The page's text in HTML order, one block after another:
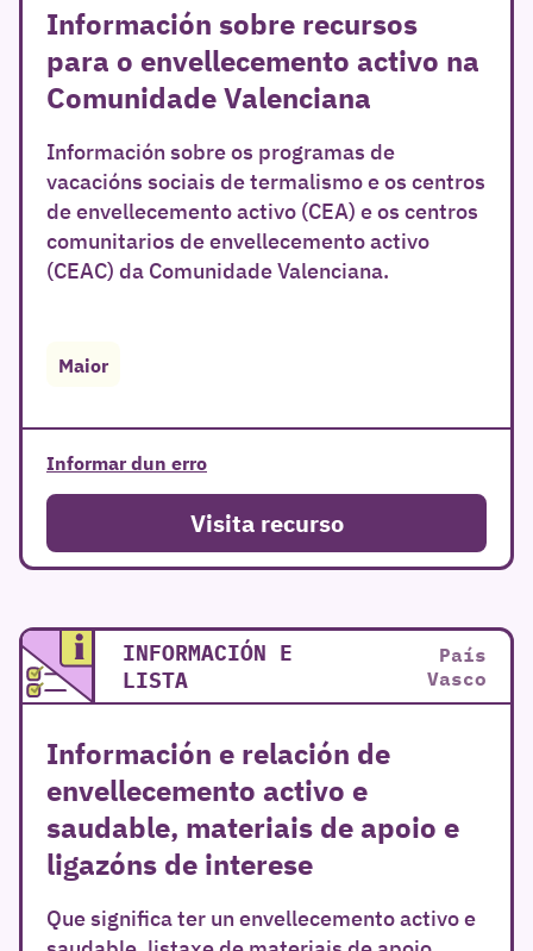
Información sobre recursos
para o envellecemento activo na
Comunidade Valenciana
Información sobre os programas de
vacacións sociais de termalismo e os centros
de envellecemento activo (CEA) e os centros
comunitarios de envellecemento activo
(CEAC) da Comunidade Valenciana.
Maior
Informar dun erro
Visita recurso
INFORMACIÓN E
LISTA
País
Vasco
Información e relación de
envellecemento activo e
saudable, materiais de apoio e
ligazóns de interese
Que significa ter un envellecemento activo e